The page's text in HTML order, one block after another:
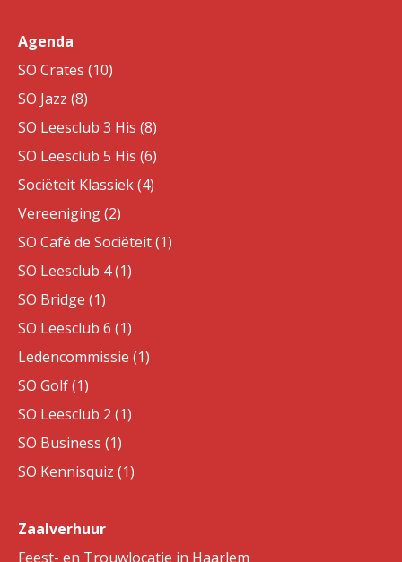
Agenda
SO Crates (10)
SO Jazz (8)
SO Leesclub 3 His (8)
SO Leesclub 5 His (6)
Sociëteit Klassiek (4)
Vereeniging (2)
SO Café de Sociëteit (1)
SO Leesclub 4 (1)
SO Bridge (1)
SO Leesclub 6 (1)
Ledencommissie (1)
SO Golf (1)
SO Leesclub 2 (1)
SO Business (1)
SO Kennisquiz (1)
Zaalverhuur
Feest- en Trouwlocatie in Haarlem